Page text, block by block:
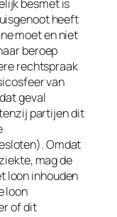
besmet is
heeft
moet en niet
beroep
rechtspraak
van
geval
partijen dit
Omdat
mag de
loon inhouden
loon
of dit